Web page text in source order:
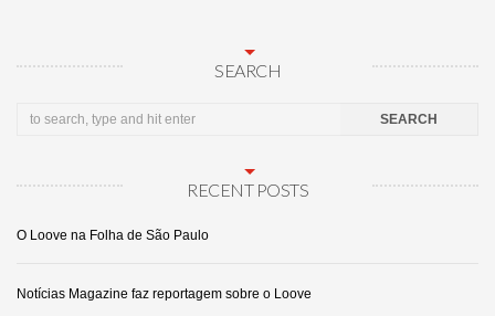
SEARCH
RECENT POSTS
O Loove na Folha de São Paulo
Notícias Magazine faz reportagem sobre o Loove